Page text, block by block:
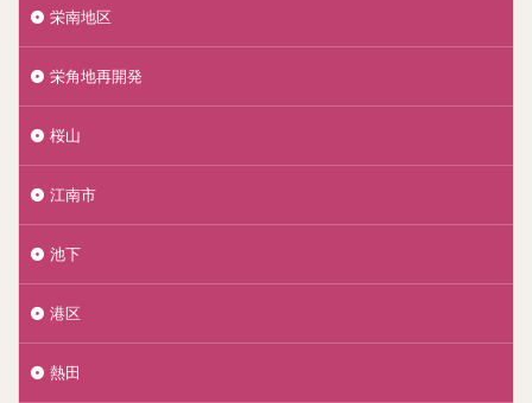
栄南地区
栄角地再開発
桜山
江南市
池下
港区
熱田